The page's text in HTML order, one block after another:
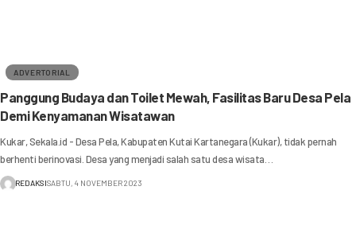
ADVERTORIAL
Panggung Budaya dan Toilet Mewah, Fasilitas Baru Desa Pela
Demi Kenyamanan Wisatawan
Kukar, Sekala.id - Desa Pela, Kabupaten Kutai Kartanegara (Kukar), tidak pernah
berhenti berinovasi. Desa yang menjadi salah satu desa wisata…
REDAKSISABTU, 4 NOVEMBER 2023